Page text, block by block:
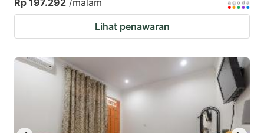
Rp 197.292 /malam
Lihat penawaran